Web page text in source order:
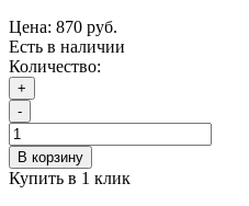
Цена: 870 руб.
Есть в наличии
Количество:
+
-
В корзину
Купить в 1 клик